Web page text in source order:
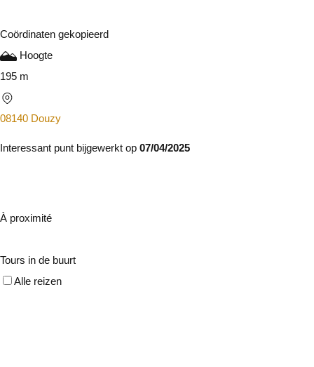
Coördinaten gekopieerd
Hoogte
195 m
08140 Douzy
Interessant punt bijgewerkt op 07/04/2025
À proximité
Tours in de buurt
Alle reizen